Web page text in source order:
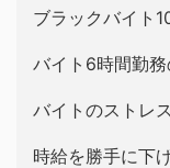
ブラックバイト
バイト6時間勤務
バイトのストレ
時給を勝手に下